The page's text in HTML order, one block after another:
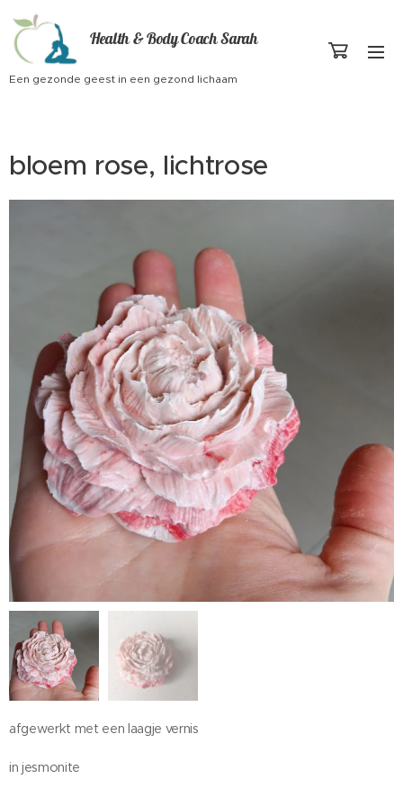
Health & Body Coach Sarah
Een gezonde geest in een gezond lichaam
bloem rose, lichtrose
afgewerkt met een laagje vernis
in jesmonite